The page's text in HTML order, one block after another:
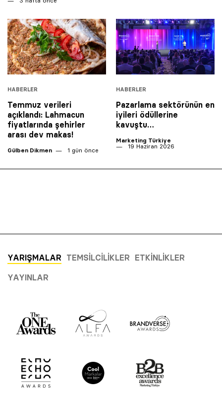
HABERLER
Temmuz verileri
açıklandı: Lahmacun
fiyatlarında şehirler
arası dev makas!
Gülben Dikmen 1 gün önce
HABERLER
Pazarlama sektörünün en
iyileri ödüllerine
kavuştu…
Marketing Türkiye
19 Haziran 2026
YARIŞMALAR TEMSILCILIKLER ETKINLIKLER
YAYINLAR